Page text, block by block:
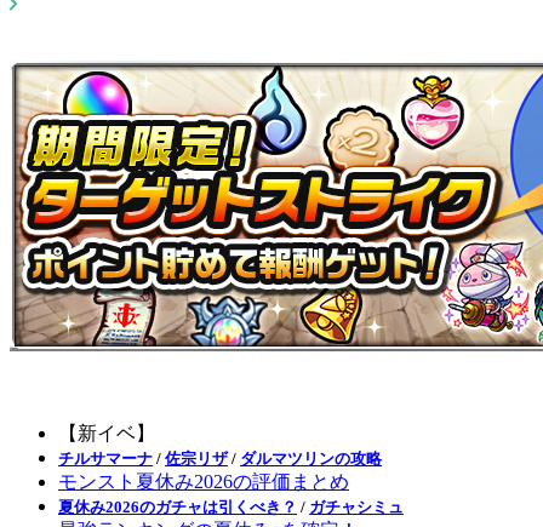
【新イベ】
チルサマーナ / 佐宗リザ/ ダルマツリンの攻略
モンスト夏休み2026の評価まとめ
夏休み2026のガチャは引くべき？ / ガチャシミュ